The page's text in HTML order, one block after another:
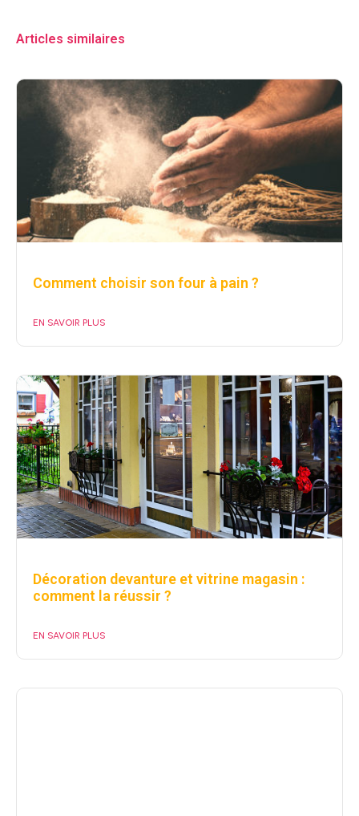
Articles similaires
Comment choisir son four à pain ?
EN SAVOIR PLUS
Décoration devanture et vitrine magasin :
comment la réussir ?
EN SAVOIR PLUS